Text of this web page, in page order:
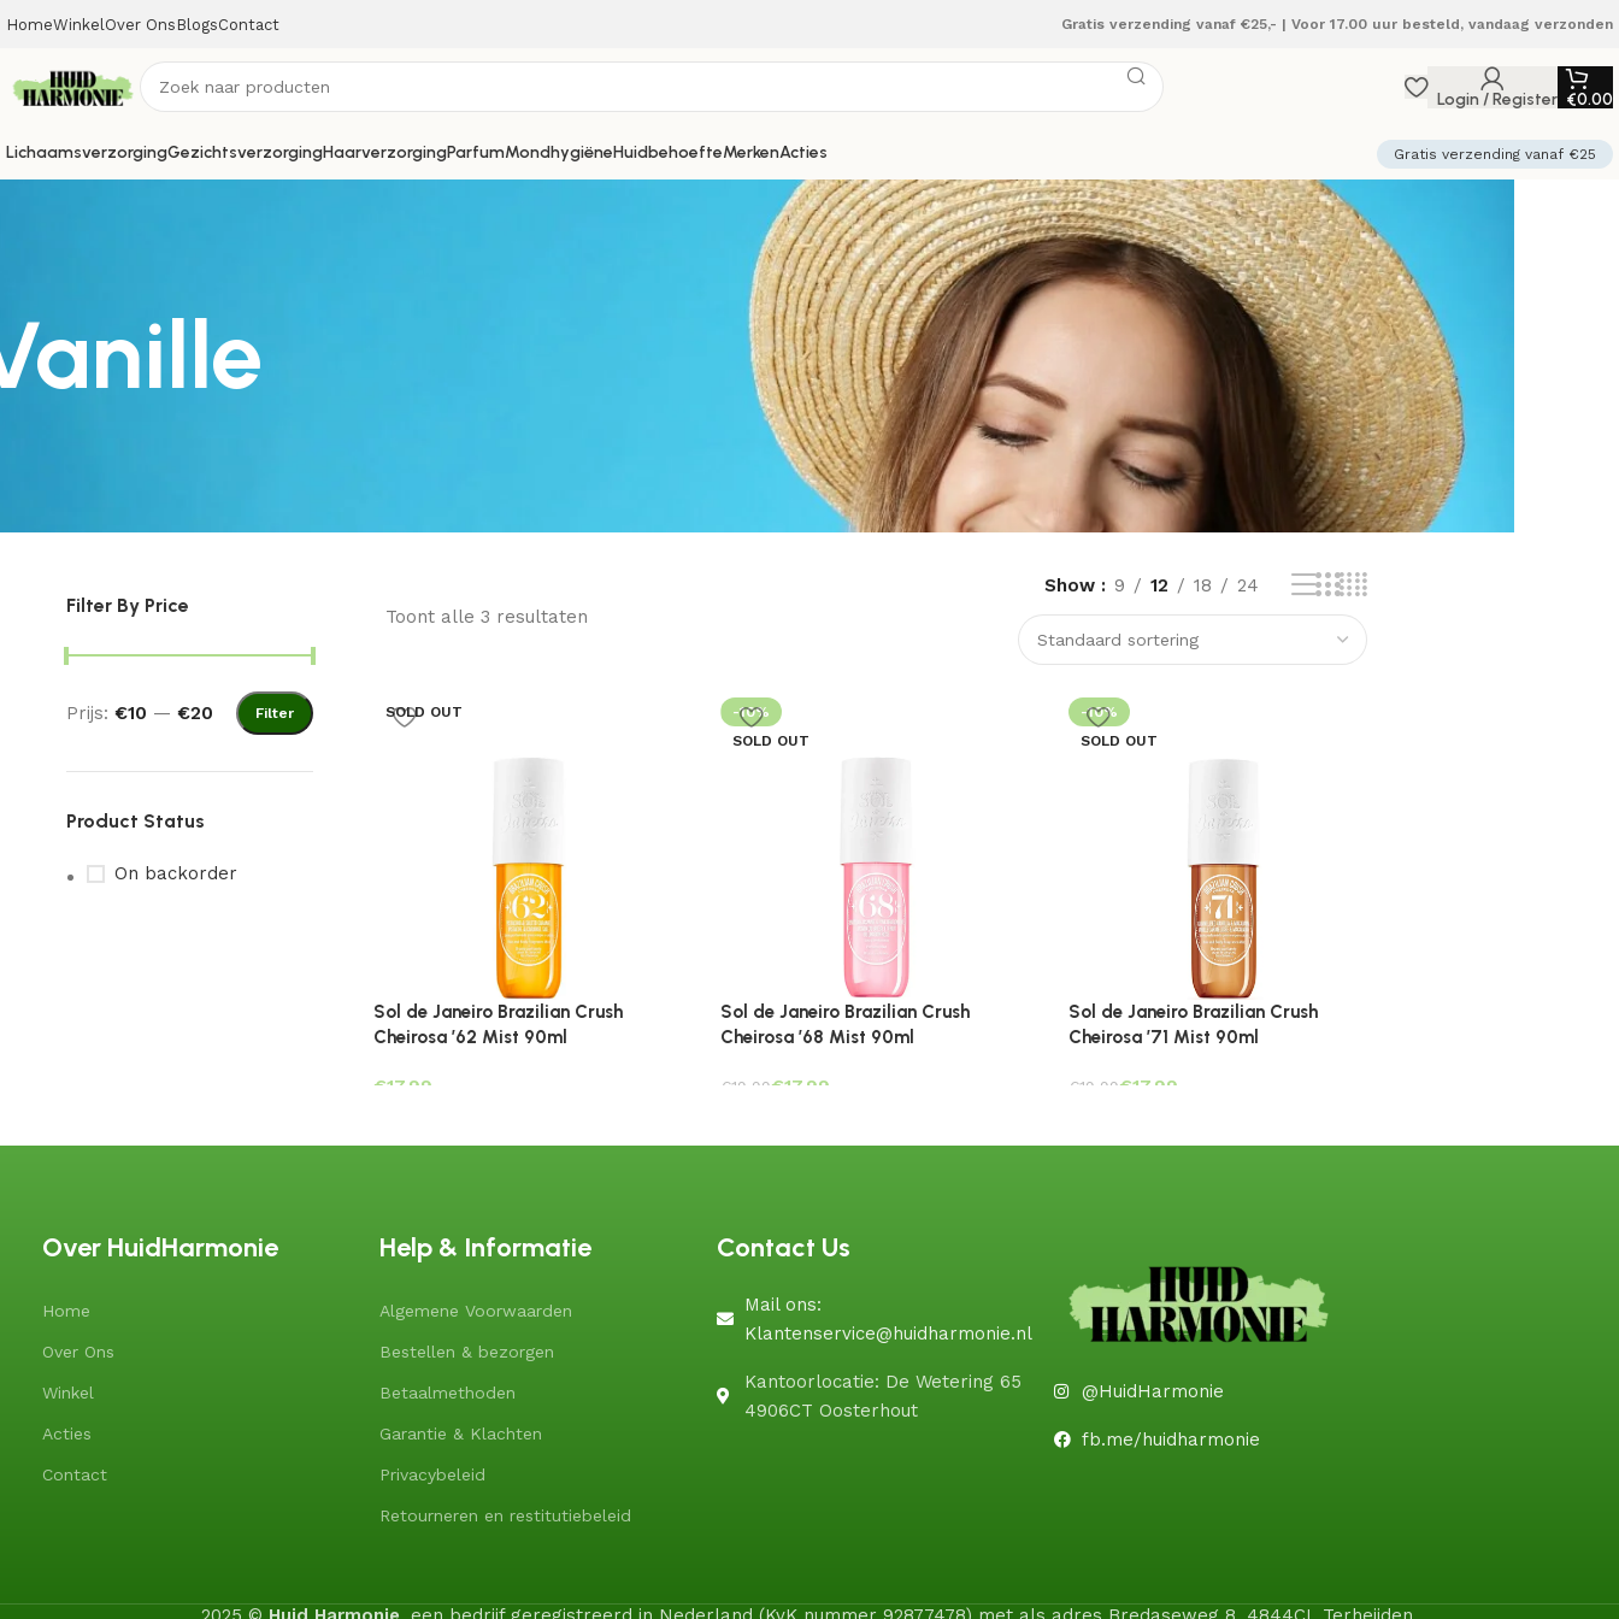
HomeWinkel Over Ons BlogsContact Gratis verzending vanaf €25,- | Voor 17.00 uur besteld, vandaag verzonden
Login / Register €0.00
LichaamsverzorgingGezichtsverzorgingHaarverzorgingParfumMondhygiëneHuidbehoefteMerkenActies Gratis verzending vanaf €25
Filter By Price
Filter
Prijs: €10 — €20
Product Status
On backorder
Toont alle 3 resultaten
Show 9 12 18 24
SOLD OUT
Sol de Janeiro Brazilian Crush
Cheirosa ’62 Mist 90ml
€
-10%
SOLD OUT
Sol de Janeiro Brazilian Crush
Cheirosa ’68 Mist 90ml
€19.99€17.99
-10%
SOLD OUT
Sol de Janeiro Brazilian Crush
Cheirosa ’71 Mist 90ml
€19.99€17.99
Over HuidHarmonie
Home
Over Ons
Winkel
Acties
Contact
Help & Informatie
Algemene Voorwaarden
Bestellen & bezorgen
Betaalmethoden
Garantie & Klachten
Privacybeleid
Retourneren en restitutiebeleid
Contact Us
Mail ons:
Klantenservice@huidharmonie.nl
Kantoorlocatie: De Wetering 65
4906CT Oosterhout
@HuidHarmonie
fb.me/huidharmonie